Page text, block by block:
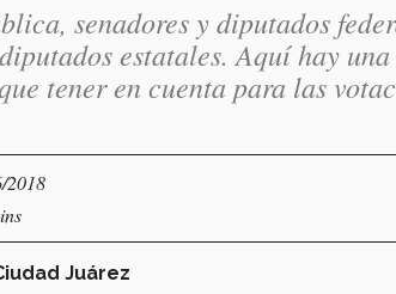
senadores y diputados
estatales. Aquí hay
tener en cuenta para las
2018
Juárez